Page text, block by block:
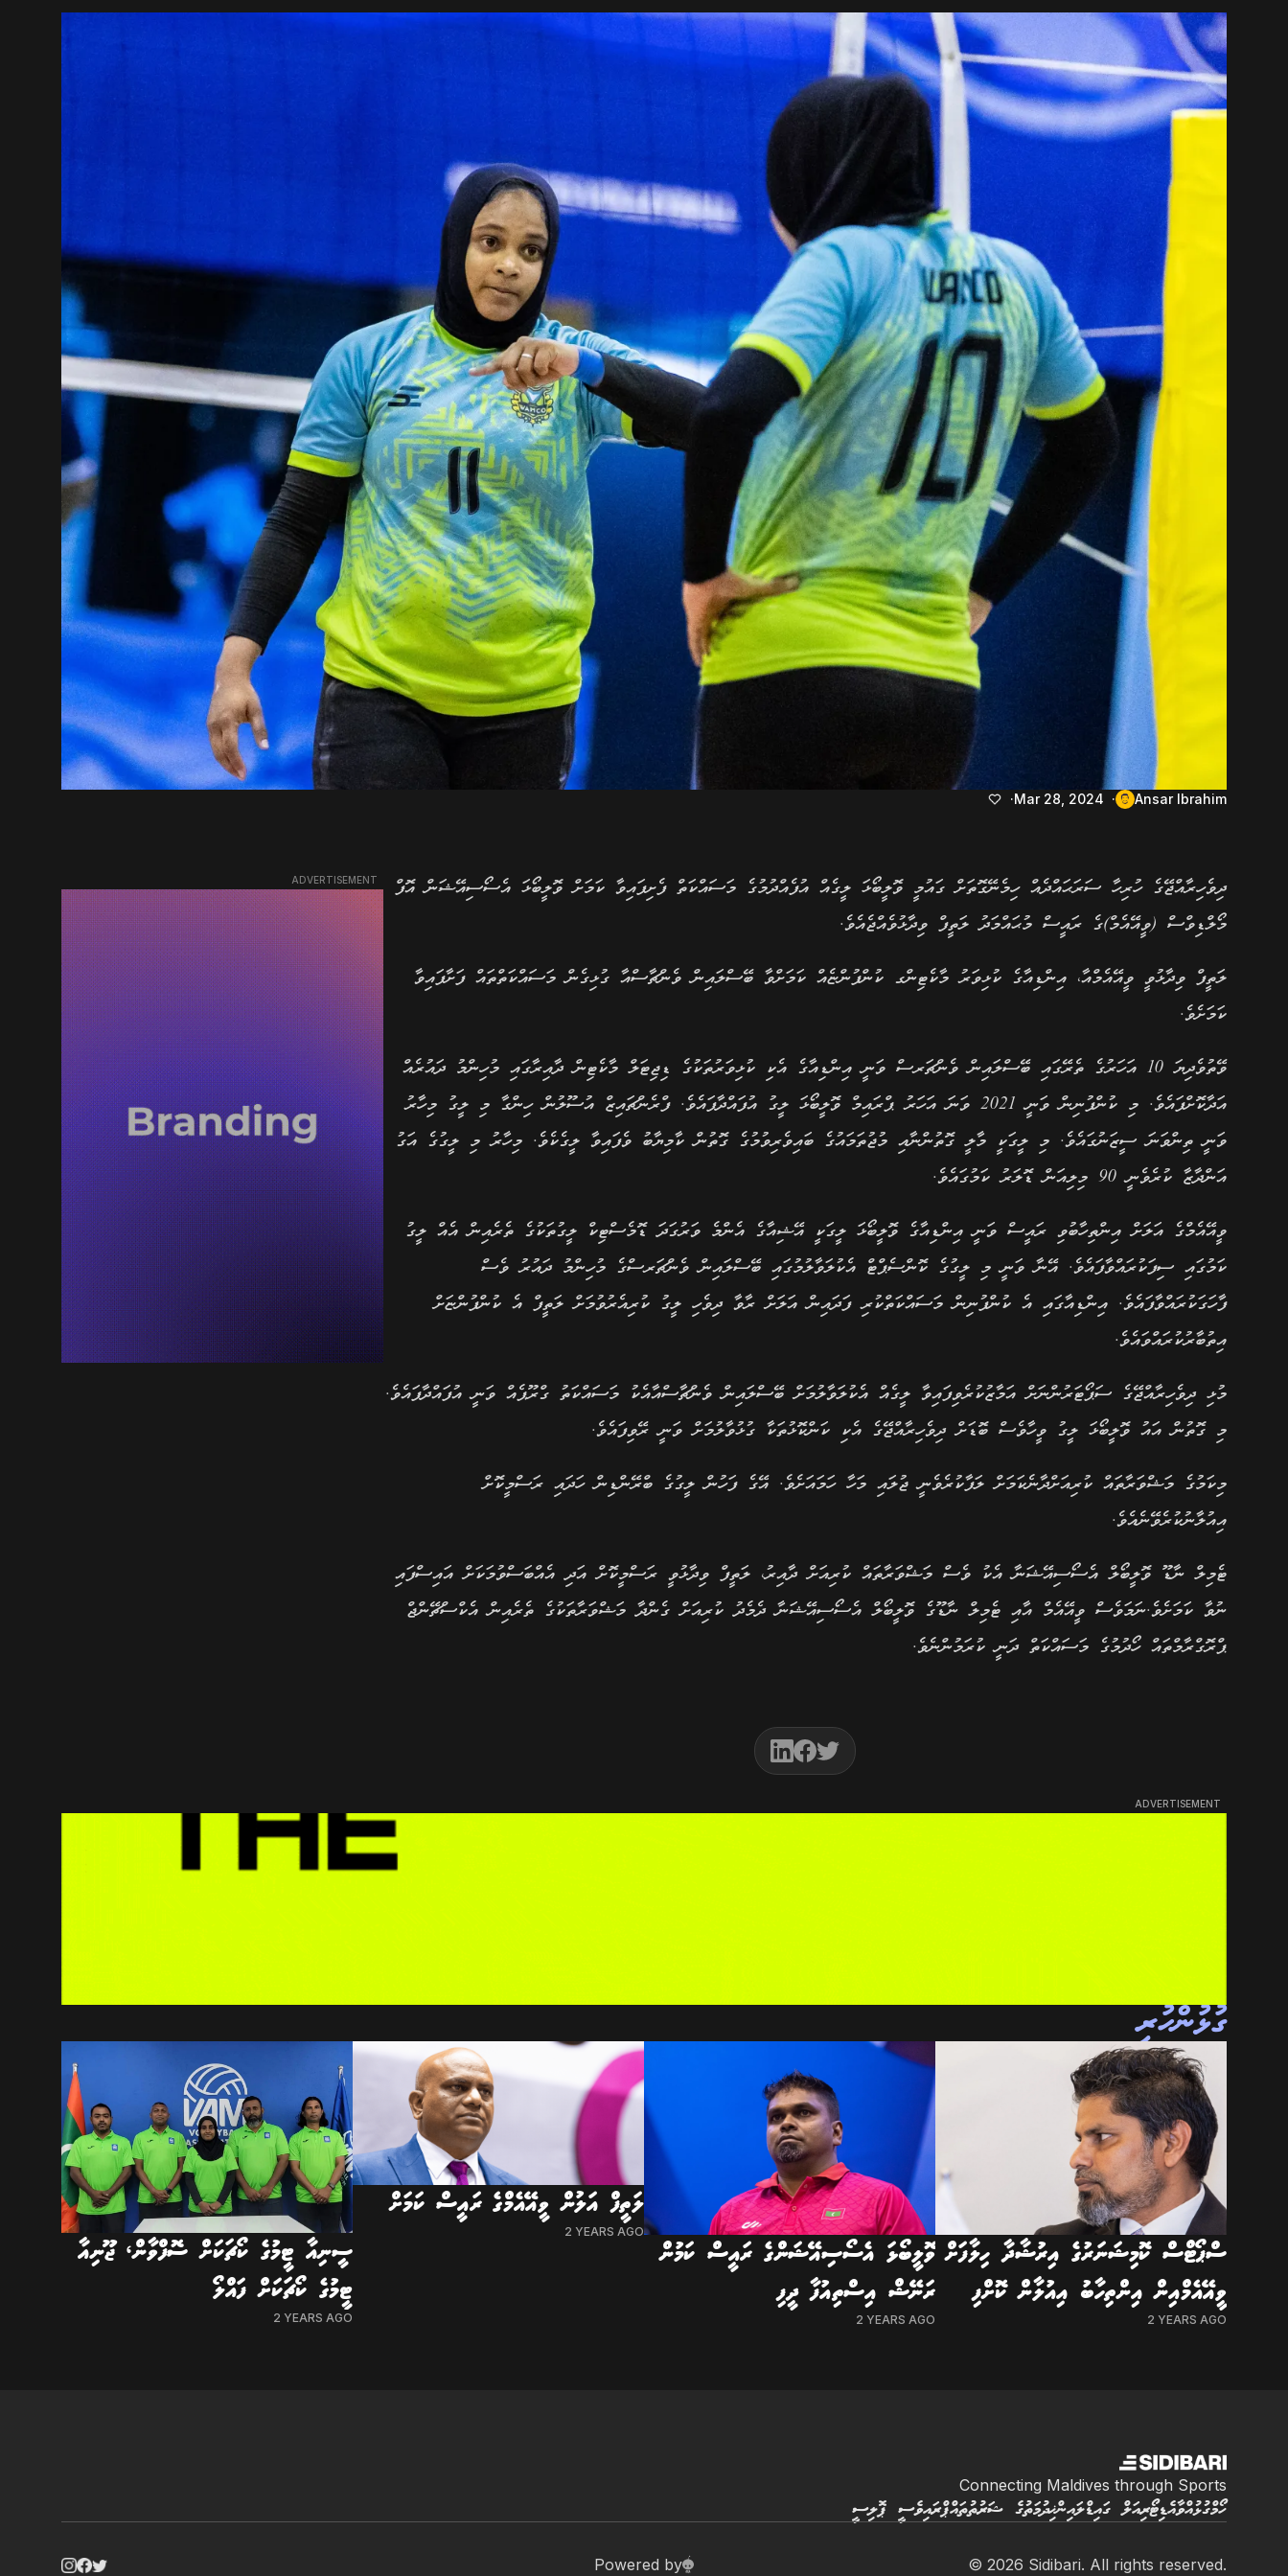
Ansar Ibrahim
Mar 28, 2024
ދިވެހިރާއްޖޭގެ ހުރިހާ ސަރަޙައްދެއް ހިމެނޭގޮތަށް ގައުމީ ވޮލީބޯޅަ ލީގެއް އުފެއްދުމުގެ މަސައްކަތް ފެށިފައިވާ ކަމަށް ވޮލީބޯޅަ އެސޯސިއޭޝަން އޮފް
މޯލްޑިވްސް (ވީއޭއެމް)ގެ ރައީސް މުޙައްމަދު ލަތީފް ވިދާޅުވެއްޖެއެވެ.
ލަތީފް ވިދާޅުވީ ވީއޭއެމްއާ، އިންޑިއާގެ ކުޅިވަރު މާކެޓިންގ ކުންފުންޏެއް ކަމަށްވާ ބޭސްލައިން ވެންޗާސްއާ ގުޅިގެން މަސައްކަތްތައް ފަށާފައިވާ
ކަމަށެވެ.
ވޭތުވެދިޔަ 10 އަހަރުގެ ތެރޭގައި ބޭސްލައިން ވެންޗަރސް ވަނީ އިންޑިއާގެ އެކި ކުޅިވަރުތަކުގެ ޑިޖިޓަލް މާކެޓިން ދާއިރާގައި މުހިންމު ދައުރެއް
އަދާކޮށްފައެވެ. މި ކުންފުނިން ވަނީ 2021 ވަނަ އަހަރު ޕްރައިމް ވޮލީބޯޅަ ލީގު އުފައްދާފައެވެ. ފްރެންޗައިޒް އުސޫލުން ހިންގާ މި ލީގު މިހާރު
ވަނީ ތިންވަނަ ސީޒަނުގައެވެ. މި ލީގަކީ މާލީ ގޮތުންނާއި މުޖުތަމައުގެ ބައިވެރިވުމުގެ ގޮތުން ކާމިޔާބު ވެފައިވާ ލީގެކެވެ. މިހާރު މި ލީގުގެ އަގު
އަންދާޒާ ކުރެވެނީ 90 މިލިއަން ޑޮލަރު ކަމުގައެވެ.
ވީއޭއެމްގެ އަލަށް އިންތިހާބުވި ރައީސް ވަނީ އިންޑިއާގެ ވޮލީބޯޅަ ލީގަކީ އޭޝިއާގެ އެންމެ ވަރުގަދަ ޑޮމެސްޓިކް ލީގުތަކުގެ ތެރެއިން އެއް ލީގު
ކަމުގައި ސިފަކުރައްވާފައެވެ. އޭނާ ވަނީ މި ލީގުގެ ކޮންސެޕްޓް އެކުލަވާލުމުގައި ބޭސްލައިން ވެންޗަރސްގެ މުހިންމު ދައުރު ވެސް
ފާހަގަކުރައްވާފައެވެ. އިންޑިއާގައި އެ ކުންފުނިން މަސައްކަތްކުރި ފަދައިން އަލަށް ރާވާ ދިވެހި ލީގު ކުރިއެރުވުމަށް ލަތީފް އެ ކުންފުންޏަށް
އިތުބާރުކުރައްވައެވެ.
މުޅި ދިވެހިރާއްޖޭގެ ސަޕޯޓަރުންނަށް އަމާޒުކުރެވިފައިވާ ލީގެއް އެކުލަވާލުމަށް ބޭސްލައިން ވެންޗާސްއާއެކު މަސައްކަތު ގްރޫޕެއް ވަނީ އުފައްދާފައެވެ.
މި ގޮތުން އައު ވޮލީބޯޅަ ލީގު ވީހާވެސް ބޮޑަށް ދިވެހިރާއްޖޭގެ އެކި ކަންކޮޅުތަކާ ގުޅުވާލުމަށް ވަނީ ރޭވިފައެވެ.
މިކަމުގެ މަޝްވަރާތައް ކުރިއަށްދާނެކަމަށް ލަފާކުރެވެނީ ޖުލައި މަހާ ހަމައަށެވެ. އޭގެ ފަހުން ލީގުގެ ބްރޭންޑިން ހަދައި ރަސްމީކޮށް
އިއުލާނުކުރެވޭނެއެވެ.
ޓެމިލް ނާޑޫ ވޮލީބޯލް އެސޯސިއޭޝަނާ އެކު ވެސް މަޝްވަރާތައް ކުރިއަށް ދާއިރު، ލަތީފް ވިދާޅުވީ ރަސްމީކޮށް އަދި އެއްބަސްވުމަކަށް އައިސްފައި
ނުވާ ކަމަށެވެ.ނަމަވެސް ވީއޭއެމް އާއި ޓެމިލް ނާޑޫގެ ވޮލީބޯލް އެސޯސިއޭޝަނާ ދެމެދު ކުރިއަށް ގެންދާ މަޝްވަރާތަކުގެ ތެރެއިން އެކްސްޗޭންޖް
ޕްރޮގްރާމްތައް ހޯދުމުގެ މަސައްކަތް ދަނީ ކުރަމުންނެވެ.
ADVERTISEMENT
ADVERTISEMENT
ގުޅުންހުރި
ސްޕޯޓްސް ކޮމިޝަނަރުގެ އިރުޝާދާ ހިލާފަށް
ވީއޭއެމްއިން އިންތިހާބު އިއުލާން ކޮށްފި
2 YEARS AGO
ވޮލީބޯޅަ އެސޯސިއޭޝަންގެ ރައީސް ކަމުން
ރަނޭޝް އިސްތިއުފާ ދީފި
2 YEARS AGO
ލަތީފް އަލުން ވީއޭއެމްގެ ރައީސް ކަމަށް
2 YEARS AGO
ސީނިއާ ޓީމުގެ ކޯޗަކަށް ސޮފްވާން، ޖޫނިއާ
ޓީމުގެ ކޯޗަކަށް ފައްލޯ
2 YEARS AGO
Connecting Maldives through Sports
ހޯމްގުޅުއްވާއެޑިޓޯރިއަލް ގައިޑްލައިންޚިދުމަތުގެ ޝަރުތުތައްޕްރައިވެސީ ޕޮލިސީ
© 2026 Sidibari. All rights reserved.
Powered by